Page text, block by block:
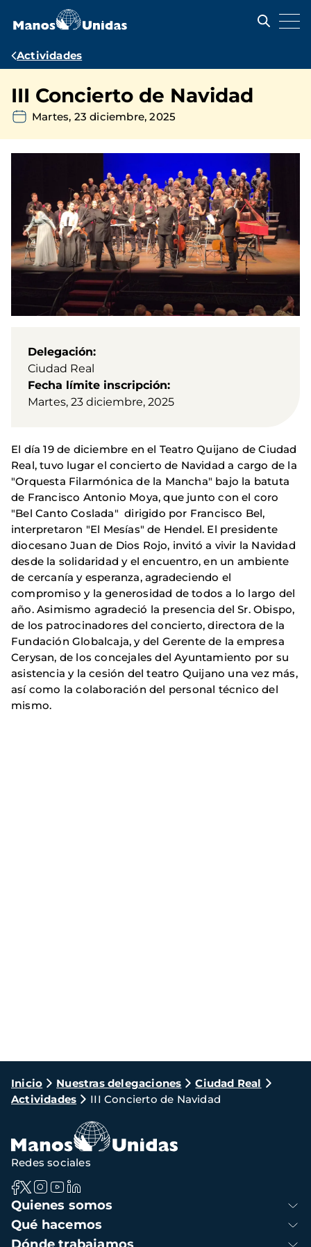
contenido
Ruta
navegación
Actividades
III Concierto de Navidad
Martes, 23 diciembre, 2025
Delegación
Ciudad Real
Fecha límite inscripción
Martes, 23 diciembre, 2025
El día 19 de diciembre en el Teatro Quijano de Ciudad
Real, tuvo lugar el concierto de Navidad a cargo de la
"Orquesta Filarmónica de la Mancha" bajo la batuta
de Francisco Antonio Moya, que junto con el coro
"Bel Canto Coslada" dirigido por Francisco Bel,
interpretaron "El Mesías" de Hendel. El presidente
diocesano Juan de Dios Rojo, invitó a vivir la Navidad
desde la solidaridad y el encuentro, en un ambiente
de cercanía y esperanza, agradeciendo el
compromiso y la generosidad de todos a lo largo del
año. Asimismo agradeció la presencia del Sr. Obispo,
de los patrocinadores del concierto, directora de la
Fundación Globalcaja, y del Gerente de la empresa
Cerysan, de los concejales del Ayuntamiento por su
asistencia y la cesión del teatro Quijano una vez más,
así como la colaboración del personal técnico del
mismo.
Ruta
de
navegación
Inicio Nuestras delegaciones
Ciudad Real
Actividades
III Concierto de Navidad
Navegación
principal
Quienes somos
Qué hacemos
Redes sociales